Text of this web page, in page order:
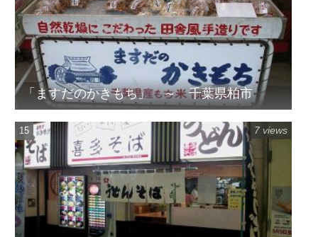
「ますだのかきもち」 ～ 千葉県柏市
7 views